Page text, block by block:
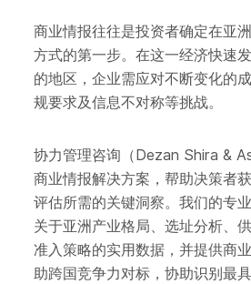
商业情报往往是投资者确定在亚
方式的第一步。在这一经济快速
的地区，企业需应对不断变化的
规要求及信息不对称等挑战。
协力管理咨询（Dezan Shira &
商业情报解决方案，帮助决策者
评估所需的关键洞察。我们的专
关于亚洲产业格局、选址分析、
准入策略的实用数据，并提供商
助跨国竞争力对标，协助识别最